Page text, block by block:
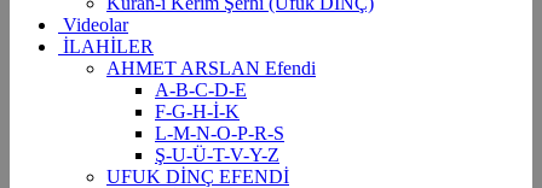
Videolar
İLAHİLER
AHMET ARSLAN Efendi
A-B-C-D-E
F-G-H-İ-K
L-M-N-O-P-R-S
Ş-U-Ü-T-V-Y-Z
UFUK DİNÇ EFENDİ